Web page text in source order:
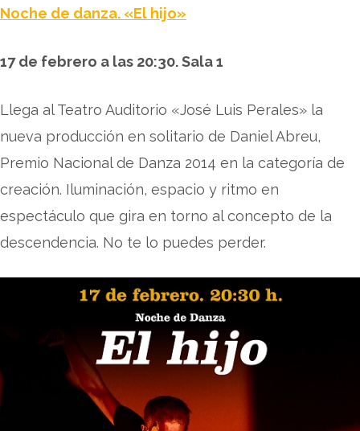
Noche de danza. «El hijo»
17 de febrero a las 20:30. Sala 1
Llega al Teatro Auditorio «José Luis Perales» la
nueva producción en solitario de Daniel Abreu,
Premio Nacional de Danza 2014 en la categoría de
creación. Iluminación, espacio y ritmo en
espectáculo que gira en torno al concepto de la
descendencia. No te lo puedes perder.